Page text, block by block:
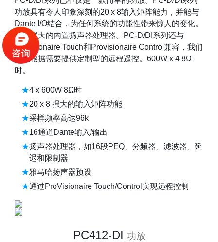
功放具有令人印象深刻的20 x 8输入矩阵能力，并能与
Dante I/O结合，为任何系统的功能性带来惊人的变化。
标配强大的内置扬声器处理器。PC-D/DI系列还与
Provisionaire Touch和Provisionaire Control兼容，我们
可以根据需要提供定制型的远程遥控。600W x 4 8Ω
时。
4 x 600W 8Ω时
20 x 8 强大的输入矩阵功能
采样频率高达96k
16通道Dante输入/输出
扬声器处理器，如16段PEQ、分频器、滤波器、延
迟和限制器
雅马哈扬声器预设
通过ProVisionaire Touch/Control实现远程控制
PC412-DI 功放